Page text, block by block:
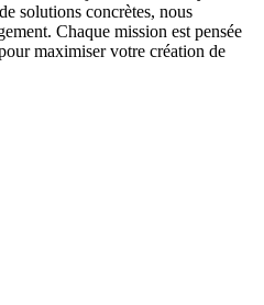
solutions concrètes, nous
Chaque mission est pensée
maximiser votre création de